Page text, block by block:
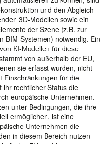
und den Abgleich
3D-Modellen sowie ein
der Szene (z.B. zur
BIM-Systemen) notwendig. Ein
KI-Modellen für diese
von außerhalb der EU,
sie erfasst wurden, nicht
Einschränkungen für die
ihr rechtlicher Status die
europäische Unternehmen.
unter Bedingungen, die ihre
ermöglichen, ist eine
Unternehmen die
in diesem Bereich nutzen